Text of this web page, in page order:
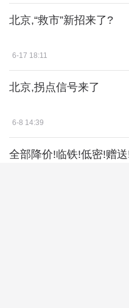
北京,“救市”新招来了?
6-17 18:11
北京,拐点信号来了
6-8 14:39
全部降价!临铁!低密!赠